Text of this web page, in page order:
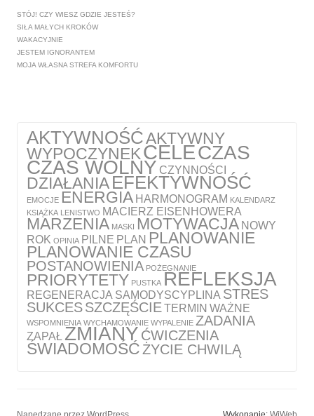
STÓJ! CZY WIESZ GDZIE JESTEŚ?
SIŁA MAŁYCH KROKÓW
WAKACYJNIE
JESTEM IGNORANTEM
MOJA WŁASNA STREFA KOMFORTU
AKTYWNOŚĆAKTYWNY
WYPOCZYNEKCELECZAS
CZAS WOLNY CZYNNOŚCI
DZIAŁANIAEFEKTYWNOŚĆ
EMOCJE ENERGIA HARMONOGRAM KALENDARZ
KSIĄŻKA LENISTWO MACIERZ EISENHOWERA
MARZENIA MASKI MOTYWACJA NOWY
ROK OPINIA PILNE PLAN PLANOWANIE
PLANOWANIE CZASU
POSTANOWIENIA POŻEGNANIE
PRIORYTETY PUSTKA REFLEKSJA
REGENERACJA SAMODYSCYPLINA STRES
SUKCESSZCZĘŚCIETERMIN WAŻNE
WSPOMNIENIA WYCHAMOWANIE WYPALENIE ZADANIA
ZAPAŁ ZMIANY ĆWICZENIA
ŚWIADOMOŚĆŻYCIE CHWILĄ